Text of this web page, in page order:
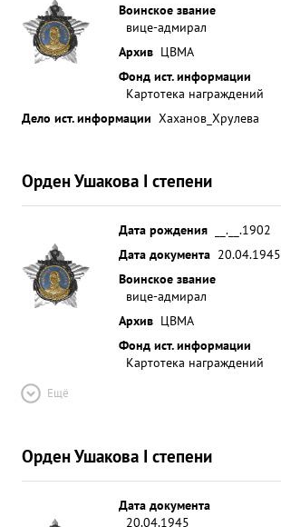
Воинское звание
вице-адмирал
Архив ЦВМА
Фонд ист. информации
Картотека награждений
Дело ист. информации Хаханов_Хрулева
Орден Ушакова I степени
Дата рождения
__.__.1902
Дата документа 20.04.1945
Воинское звание
вице-адмирал
Архив ЦВМА
Фонд ист. информации
Картотека награждений
Ещё
Орден Ушакова I степени
Дата документа
20.04.1945